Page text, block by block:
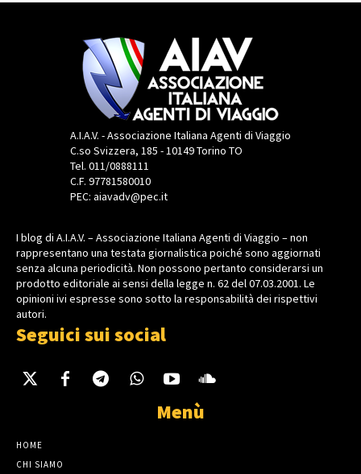
A.I.A.V. - Associazione Italiana Agenti di Viaggio
C.so Svizzera, 185 - 10149 Torino TO
Tel. 011/0888111
C.F. 97781580010
PEC: aiavadv@pec.it
I blog di A.I.A.V. – Associazione Italiana Agenti di Viaggio – non
rappresentano una testata giornalistica poiché sono aggiornati
senza alcuna periodicità. Non possono pertanto considerarsi un
prodotto editoriale ai sensi della legge n. 62 del 07.03.2001. Le
opinioni ivi espresse sono sotto la responsabilità dei rispettivi
autori.
Seguici sui social
Menù
HOME
CHI SIAMO